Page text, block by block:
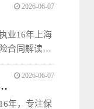
，帮助消费
在遭遇拒保
。
业16年上海
合同解读分
准评估风
看清合同真
阱。
2026-06-07
保理赔指南
年，专注保
2026-06-07